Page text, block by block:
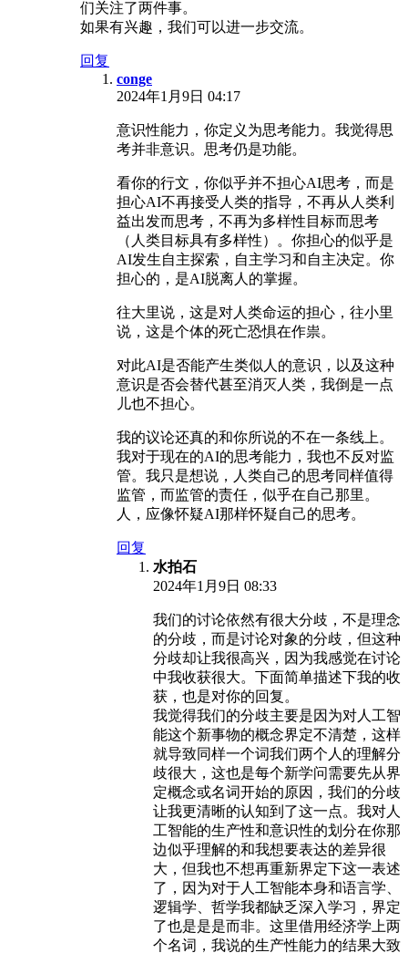
们关注了两件事。
如果有兴趣，我们可以进一步交流。
回复
conge
2024年1月9日 04:17
意识性能力，你定义为思考能力。我觉得思
考并非意识。思考仍是功能。
看你的行文，你似乎并不担心AI思考，而是
担心AI不再接受人类的指导，不再从人类利
益出发而思考，不再为多样性目标而思考
（人类目标具有多样性）。你担心的似乎是
AI发生自主探索，自主学习和自主决定。你
担心的，是AI脱离人的掌握。
往大里说，这是对人类命运的担心，往小里
说，这是个体的死亡恐惧在作祟。
对此AI是否能产生类似人的意识，以及这种
意识是否会替代甚至消灭人类，我倒是一点
儿也不担心。
我的议论还真的和你所说的不在一条线上。
我对于现在的AI的思考能力，我也不反对监
管。我只是想说，人类自己的思考同样值得
监管，而监管的责任，似乎在自己那里。
人，应像怀疑AI那样怀疑自己的思考。
回复
水拍石
2024年1月9日 08:33
我们的讨论依然有很大分歧，不是理念
的分歧，而是讨论对象的分歧，但这种
分歧却让我很高兴，因为我感觉在讨论
中我收获很大。下面简单描述下我的收
获，也是对你的回复。
我觉得我们的分歧主要是因为对人工智
能这个新事物的概念界定不清楚，这样
就导致同样一个词我们两个人的理解分
歧很大，这也是每个新学问需要先从界
定概念或名词开始的原因，我们的分歧
让我更清晰的认知到了这一点。我对人
工智能的生产性和意识性的划分在你那
边似乎理解的和我想要表达的差异很
大，但我也不想再重新界定下这一表述
了，因为对于人工智能本身和语言学、
逻辑学、哲学我都缺乏深入学习，界定
了也是是是而非。这里借用经济学上两
个名词，我说的生产性能力的结果大致